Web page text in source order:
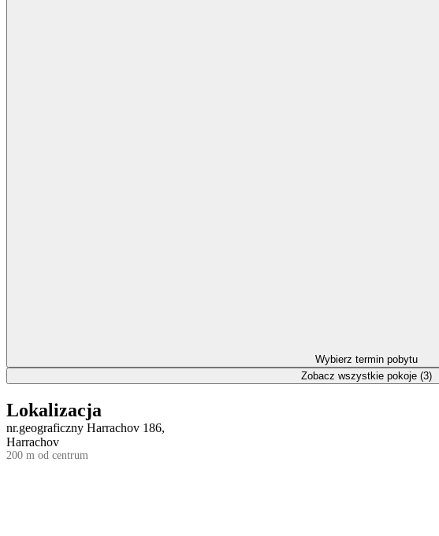
Lokalizacja
nr.geograficzny Harrachov 186,
Harrachov
200 m od centrum
Wybierz termin pobytu
Zobacz wszystkie pokoje (3)